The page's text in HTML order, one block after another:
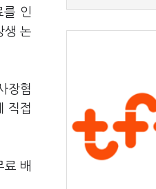
를 인
생 논
장협
직접
료 배